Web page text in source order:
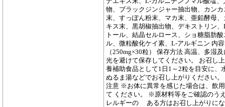
物、ブラックジンジャー抽出物、カンカ
末、すっぽん粉末、マカ末、亜鉛酵母
キス末、黒胡椒抽出物、デキストリン、
トール、結晶セルロース、ショ糖脂肪
ル、微粒酸化ケイ素、L-アルギニン 内
（250mg×30粒） 保存方法 高温、多湿
光を避けて保存してください。 お召し
養補助食品として1日1～2粒を目安に、
ぬるま湯などでお召し上がりください。
注意 ※お体に異常を感じた場合は、飲
て ください。 ※原材料等をご確認のう
レルギーの ある方はお召し上がりに